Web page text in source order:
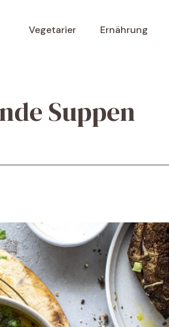
Vegetarier Ernährung
Suppen